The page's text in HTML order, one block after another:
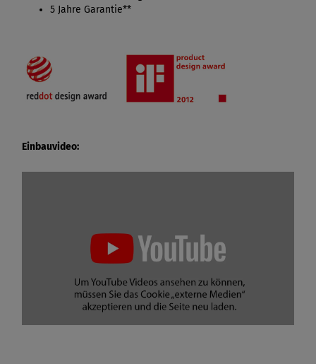
5 Jahre Garantie**
Einbauvideo: